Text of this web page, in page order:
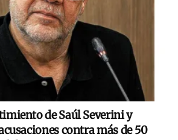
de Saúl Severini y
contra más de 50